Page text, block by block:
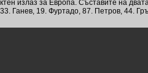
излаз за Европа. Съставите на
Ганев, 19. Фуртадо, 87. Петров, 44.